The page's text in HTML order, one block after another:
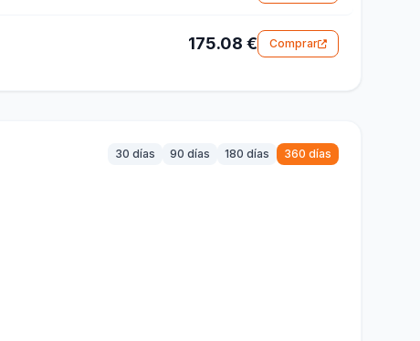
175.08 € Comprar
30 días 90 días 180 días 360 días